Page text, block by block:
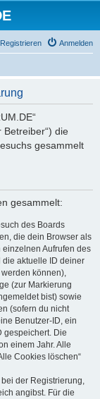
Anmelden
Registrieren
Betreiber“) die
gesammelt
gesammelt:
des Boards
die dein Browser als
Aufrufen des
die aktuelle ID deiner
können),
(zur Markierung
bist) sowie
(sofern du nicht
Benutzer-ID, ein
gespeichert. Die
einem Jahr. Alle
Cookies löschen“
der Registrierung,
angibst. Für die